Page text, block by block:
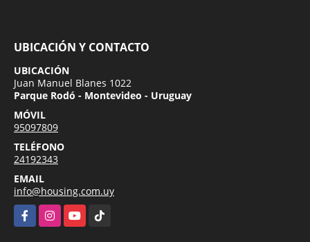
UBICACIÓN Y CONTACTO
UBICACIÓN
Juan Manuel Blanes 1022
Parque Rodó - Montevideo - Uruguay
MÓVIL
95097809
TELÉFONO
24192343
EMAIL
info@housing.com.uy
FacebookInstagramYouTubeTikTok